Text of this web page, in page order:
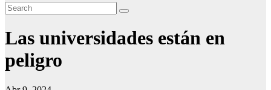
Las universidades están en
peligro